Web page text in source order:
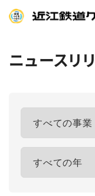
鉄道
事業一覧
観光・イベン
ニュースリ